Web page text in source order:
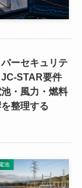
ーセキュリテ
STAR要件
・風力・燃料
整理する
池